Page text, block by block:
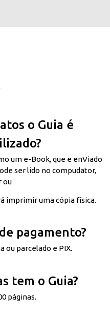
o Guia é
um e-Book, que e enViado
ser lido no compudator,
ou
imprimir uma cópia física.
pagamento?
ou parcelado e PIX.
tem o Guia?
páginas.